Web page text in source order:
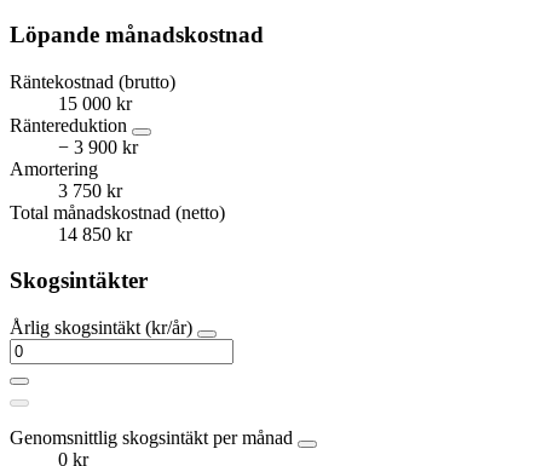
Löpande månadskostnad
Räntekostnad (brutto)
15 000 kr
Räntereduktion
− 3 900 kr
Amortering
3 750 kr
Total månadskostnad (netto)
14 850 kr
Skogsintäkter
Årlig skogsintäkt (kr/år)
Genomsnittlig skogsintäkt per månad
0 kr